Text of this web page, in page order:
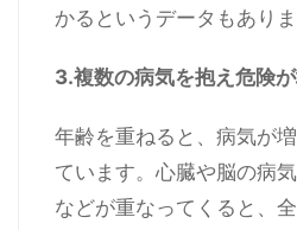
かるというデータもあり
3.複数の病気を抱え危険
年齢を重ねると、病気が
ています。心臓や脳の病
などが重なってくると、